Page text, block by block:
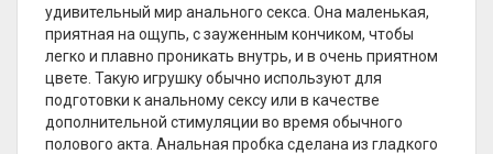
удивительный мир анального секса. Она маленькая,
приятная на ощупь, с зауженным кончиком, чтобы
легко и плавно проникать внутрь, и в очень приятном
цвете. Такую игрушку обычно используют для
подготовки к анальному сексу или в качестве
дополнительной стимуляции во время обычного
полового акта. Анальная пробка сделана из гладкого